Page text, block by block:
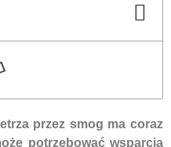
przez smog ma coraz
potrzebować wsparcia